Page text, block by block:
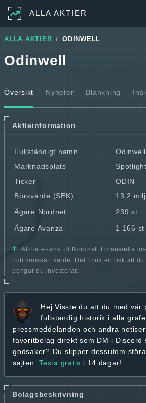
ALLA AKTIER
ALLA AKTIER ODINWELL
Odinwell
Översikt Nyheter Blankning
Aktieinformation
Fullständigt namn
Marknadsplats
Spotlight
Ticker
ODIN
Börsvärde (SEK)
13,2
Ägare Nordnet
239 st
Ägare Avanza 1 166 st
Affiliate-länk till Nordnet. Finansiella
och minska i värde. Det finns en risk att
pengar du investerar.
Hej Visste du att du med vår
fullständig historik i alla
pressmeddelanden och andra
favoritbolag direkt som DM i Discord
godsaker? Du slipper dessutom
sajten. Testa gratis i 14 dagar!
Bolagsbeskrivning